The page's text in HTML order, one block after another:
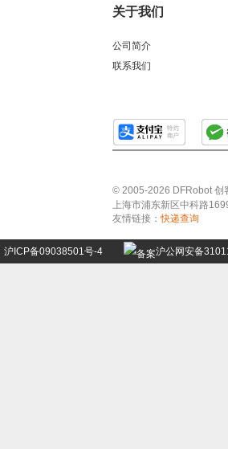
关于我们
公司简介
联系我们
© 2005-2026 DFRobot 创
上海市浦东新区中科路
友情链接：快递查询
沪ICP备09038501号-4 沪公网安备